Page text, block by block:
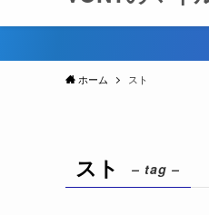
ホーム スト
スト – tag –